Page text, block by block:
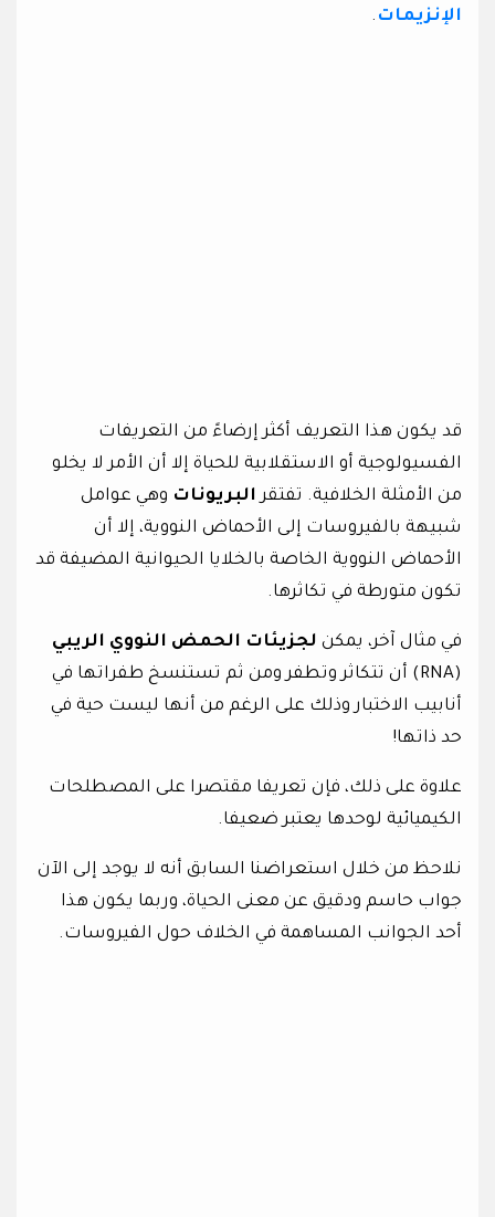
الإنزيمات .
قد يكون هذا التعريف أكثر إرضاءً من التعريفات
الفسيولوجية أو الاستقلابية للحياة إلا أن الأمر لا يخلو
من الأمثلة الخلافية. تفتقرالبريونات وهي عوامل
شبيهة بالفيروسات إلى الأحماض النووية، إلا أن
الأحماض النووية الخاصة بالخلايا الحيوانية المضيفة قد
تكون متورطة في تكاثرها.
في مثال آخر، يمكن لجزيئات الحمض النووي الريبي
(RNA) أن تتكاثر وتطفر ومن ثم تستنسخ طفراتها في
أنابيب الاختبار وذلك على الرغم من أنها ليست حية في
حد ذاتها!
علاوة على ذلك، فإن تعريفا مقتصرا على المصطلحات
الكيميائية لوحدها يعتبر ضعيفا.
نلاحظ من خلال استعراضنا السابق أنه لا يوجد إلى الآن
جواب حاسم ودقيق عن معنى الحياة، وربما يكون هذا
أحد الجوانب المساهمة في الخلاف حول الفيروسات.